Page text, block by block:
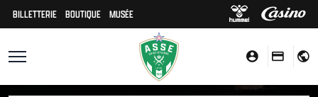
BILLETTERIE BOUTIQUE MUSÉE